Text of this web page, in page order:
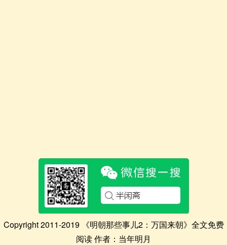
Copyright 2011-2019 《明朝那些事儿2：万国来朝》全文免费
阅读 作者：当年明月